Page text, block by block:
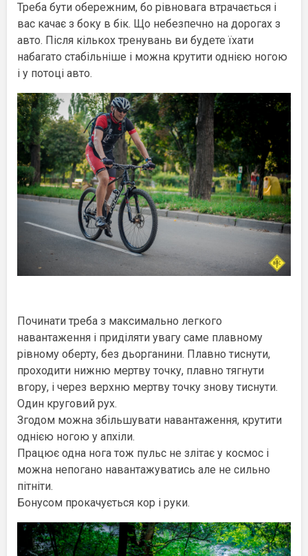
Треба бути обережним, бо рівновага втрачається і
вас качає з боку в бік. Що небезпечно на дорогах з
авто. Після кількох тренувань ви будете їхати
набагато стабільніше і можна крутити однією ногою
і у потоці авто.
Починати треба з максимально легкого
навантаження і приділяти увагу саме плавному
рівному оберту, без дьорганини. Плавно тиснути,
проходити нижню мертву точку, плавно тягнути
вгору, і через верхню мертву точку знову тиснути.
Один круговий рух.
Згодом можна збільшувати навантаження, крутити
однією ногою у апхіли.
Працює одна нога тож пульс не злітає у космос і
можна непогано навантажуватись але не сильно
пітніти.
Бонусом прокачується кор і руки.